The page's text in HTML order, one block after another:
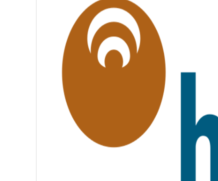
R
R
N
T